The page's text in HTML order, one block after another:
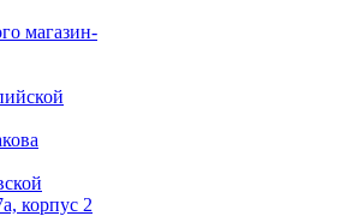
магазин-
корпус 2